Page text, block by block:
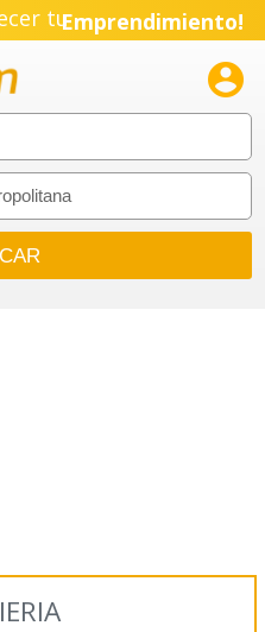
tuEmprendimiento!
